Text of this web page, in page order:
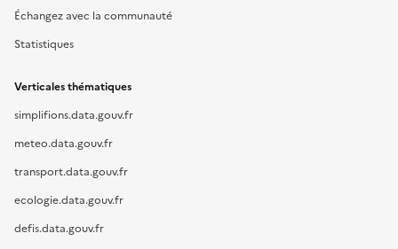
Échangez avec la communauté
Statistiques
Verticales thématiques
simplifions.data.gouv.fr
meteo.data.gouv.fr
transport.data.gouv.fr
ecologie.data.gouv.fr
defis.data.gouv.fr